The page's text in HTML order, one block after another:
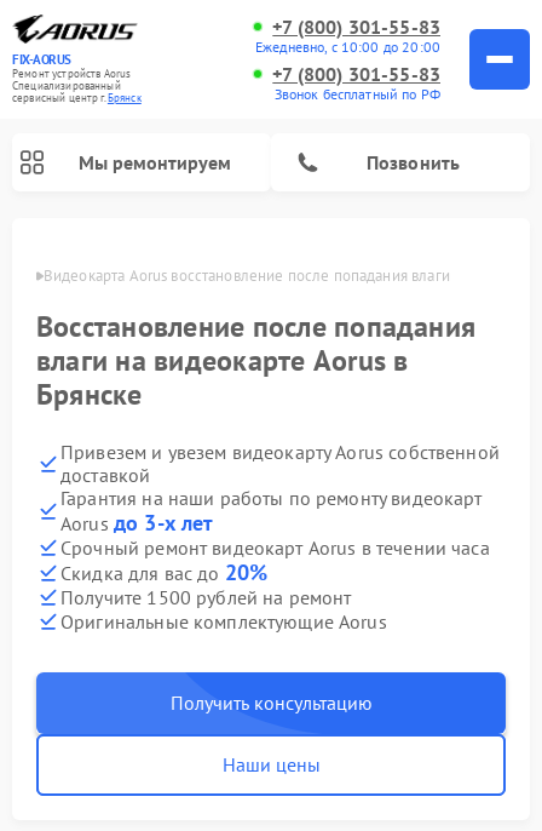
FIX-AORUS
Ремонт устройств Aorus
Специализированный
cервисный центр г.Брянск
+7 (800) 301-55-83
Ежедневно, с 10:00 до 20:00
+7 (800) 301-55-83
Звонок бесплатный по РФ
Мы ремонтируем Позвонить
Видеокарта Aorus восстановление после попадания влаги
Восстановление после попадания
влаги на видеокарте Aorus в
Брянске
Привезем и увезем видеокарту Aorus собственной
доставкой
Гарантия на наши работы по ремонту видеокарт
Aorus до 3-х лет
Срочный ремонт видеокарт Aorus в течении часа
Скидка для вас до 20%
Получите 1500 рублей на ремонт
Оригинальные комплектующие Aorus
Получить консультацию
Наши цены